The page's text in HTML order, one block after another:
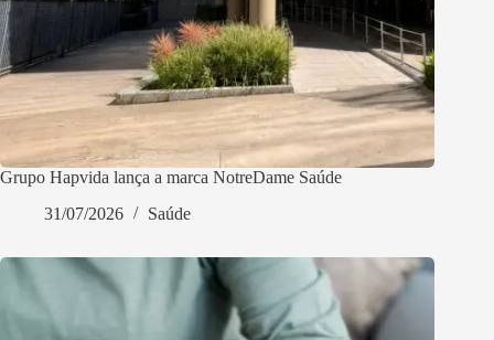
Grupo Hapvida lança a marca NotreDame Saúde
31/07/2026
Saúde